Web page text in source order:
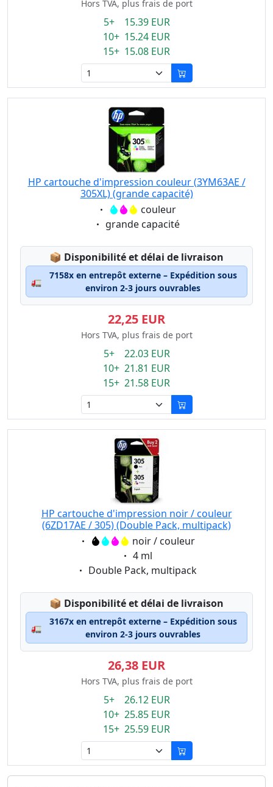
Hors TVA, plus frais de port
5+ 15.39 EUR
10+ 15.24 EUR
15+ 15.08 EUR
HP cartouche d'impression couleur (3YM63AE /
305XL) (grande capacité)
Eigenschaft:couleur
Eigenschaft:
grande capacité
📦 Lagerstatus:
Disponibilité et délai de livraison
🚛
7158x en entrepôt externe – Expédition sous
environ 2-3 jours ouvrables
22,25 EUR
Hors TVA, plus frais de port
5+ 22.03 EUR
10+ 21.81 EUR
15+ 21.58 EUR
HP cartouche d'impression noir / couleur
(6ZD17AE / 305) (Double Pack, multipack)
Eigenschaft:noir / couleur
Eigenschaft:
4 ml
Eigenschaft:
Double Pack, multipack
📦 Lagerstatus:
Disponibilité et délai de livraison
🚛
3167x en entrepôt externe – Expédition sous
environ 2-3 jours ouvrables
26,38 EUR
Hors TVA, plus frais de port
5+ 26.12 EUR
10+ 25.85 EUR
15+ 25.59 EUR